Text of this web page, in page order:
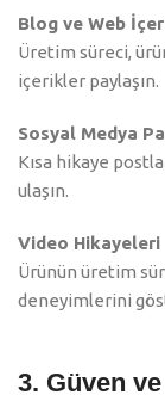
Blog ve Web
Üretim süreci,
içerikler paylaşın.
Sosyal Medya
Kısa hikaye
ulaşın.
Video Hikayeleri
Ürünün üretim
deneyimlerini
3. Güven